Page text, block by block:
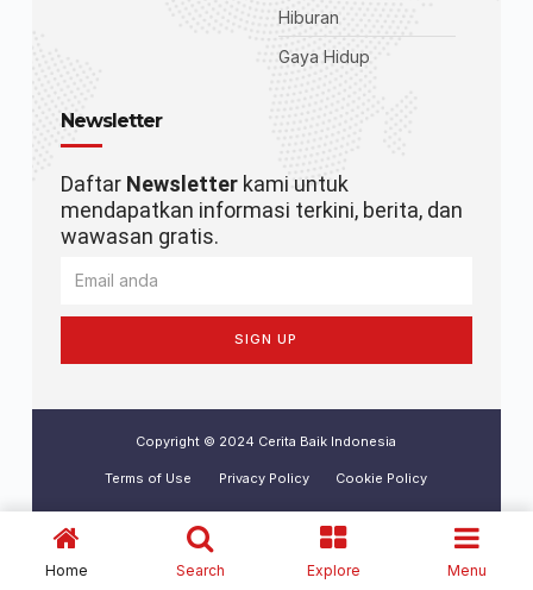
Hiburan
Gaya Hidup
Newsletter
Daftar Newsletterkami untuk
mendapatkan informasi terkini, berita, dan
wawasan gratis.
SIGN UP
Copyright © 2024 Cerita Baik Indonesia
Terms of Use Privacy Policy Cookie Policy
Home Search Explore Menu